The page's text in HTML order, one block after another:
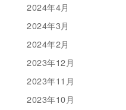
2024年4月
2024年3月
2024年2月
2023年12月
2023年11月
2023年10月